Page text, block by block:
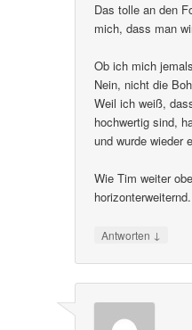
Das tolle an den
mich, dass man
Ob ich mich
Nein, nicht die
Weil ich weiß,
hochwertig sind,
und wurde wieder
Wie Tim weiter
horizonterweiternd.
Antworten ↓